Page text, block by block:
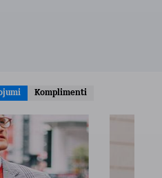
Komplimenti